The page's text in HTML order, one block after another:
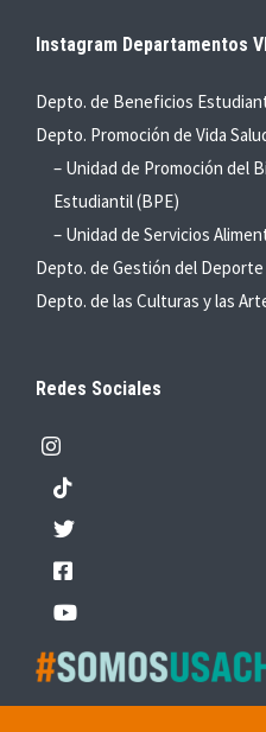
Instagram Departamentos
Depto. de Beneficios
Depto. Promoción de Vida
– Unidad de Promoción del
Estudiantil (BPE)
– Unidad de Servicios
Depto. de Gestión del Deporte
Depto. de las Culturas y las
Redes Sociales